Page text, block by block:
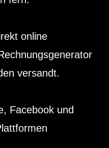
online
versandt.
Facebook und